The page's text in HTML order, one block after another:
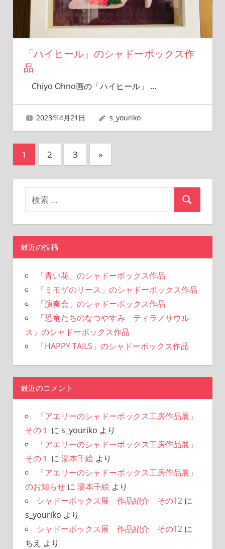
「ハイヒール」のシャドーボックス作
品
Chiyo Ohno画の「ハイヒール」 …
2023年4月21日 s_youriko
投
稿
の
ペ
ー
ジ
送
り
1 2 3
次
の
記
»
最近の投稿
「青い花」のシャドーボックス作品
「ミモザのリース」のシャドーボックス作品
「演奏会」のシャドーボックス作品
「恐竜たちのなつやすみ ティラノサウル
ス」のシャドーボックス作品
「HAPPY TAILS」のシャドーボックス作品
最近のコメント
「アエリーのシャドーボックス工房作品展」
その１ に s_youriko より
「アエリーのシャドーボックス工房作品展」
その１ に 湯本千絵より
「アエリーのシャドーボックス工房作品展」
のお知らせに 湯本千絵より
シャドーボックス展 作品紹介 その12に
s_youriko より
シャドーボックス展 作品紹介 その12に
ちえ より